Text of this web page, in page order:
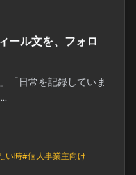
ール文を、フォロ
「日常を記録していま
い時#個人事業主向け